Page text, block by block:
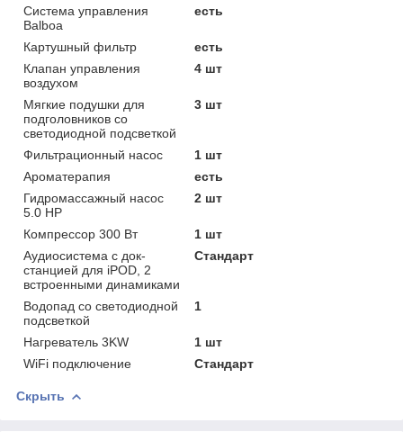
Система управления
Balboa
есть
Картушный фильтр
есть
Клапан управления
воздухом
4 шт
Мягкие подушки для
подголовников со
светодиодной подсветкой
3 шт
Фильтрационный насос
1 шт
Ароматерапия
есть
Гидромассажный насос
5.0 HP
2 шт
Компрессор 300 Вт
1 шт
Аудиосистема с док-
станцией для iPOD, 2
встроенными динамиками
Стандарт
Водопад со светодиодной
подсветкой
1
Нагреватель 3KW
1 шт
WiFi подключение
Стандарт
Скрыть